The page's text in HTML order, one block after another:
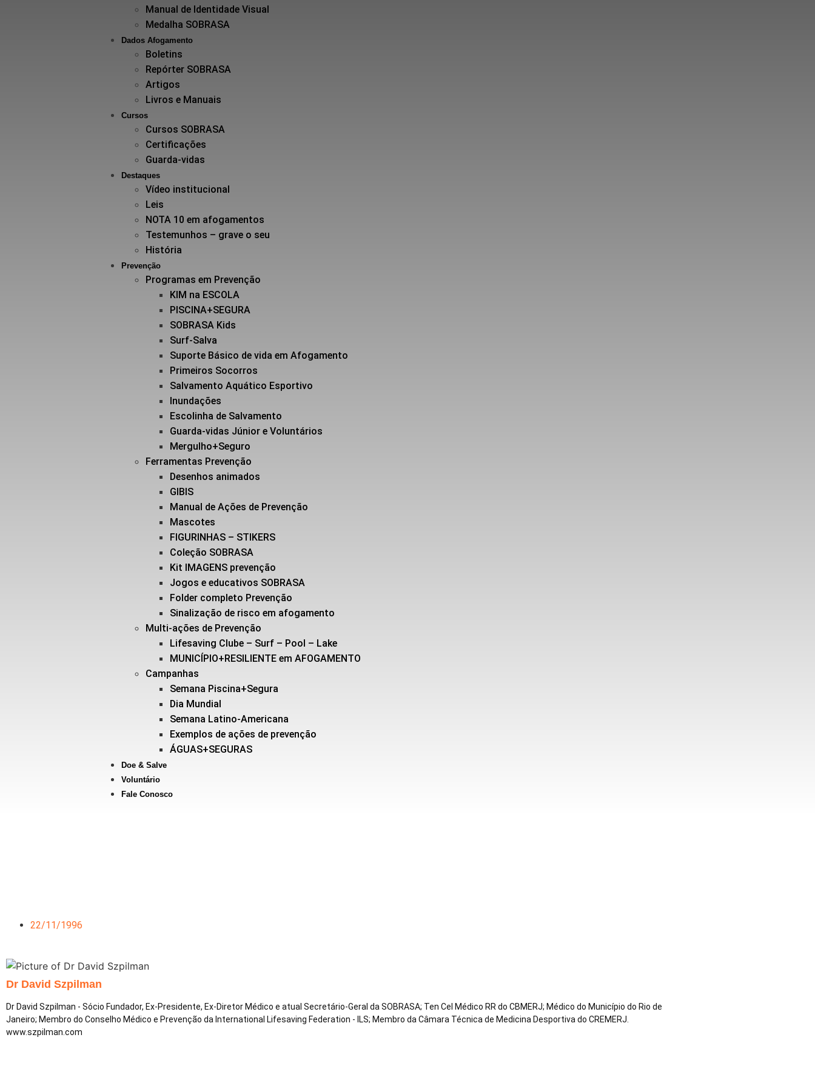
Manual de Identidade Visual
Medalha SOBRASA
Dados Afogamento
Boletins
Repórter SOBRASA
Artigos
Livros e Manuais
Cursos
Cursos SOBRASA
Certificações
Guarda-vidas
Destaques
Vídeo institucional
Leis
NOTA 10 em afogamentos
Testemunhos – grave o seu
História
Prevenção
Programas em Prevenção
KIM na ESCOLA
PISCINA+SEGURA
SOBRASA Kids
Surf-Salva
Suporte Básico de vida em Afogamento
Primeiros Socorros
Salvamento Aquático Esportivo
Inundações
Escolinha de Salvamento
Guarda-vidas Júnior e Voluntários
Mergulho+Seguro
Ferramentas Prevenção
Desenhos animados
GIBIS
Manual de Ações de Prevenção
Mascotes
FIGURINHAS – STIKERS
Coleção SOBRASA
Kit IMAGENS prevenção
Jogos e educativos SOBRASA
Folder completo Prevenção
Sinalização de risco em afogamento
Multi-ações de Prevenção
Lifesaving Clube – Surf – Pool – Lake
MUNICÍPIO+RESILIENTE em AFOGAMENTO
Campanhas
Semana Piscina+Segura
Dia Mundial
Semana Latino-Americana
Exemplos de ações de prevenção
ÁGUAS+SEGURAS
Doe & Salve
Voluntário
Fale Conosco
22/11/1996
Dr David Szpilman
Dr David Szpilman - Sócio Fundador, Ex-Presidente, Ex-Diretor Médico e atual Secretário-Geral da SOBRASA; Ten Cel Médico RR do CBMERJ; Médico do Município do Rio de
Janeiro; Membro do Conselho Médico e Prevenção da International Lifesaving Federation - ILS; Membro da Câmara Técnica de Medicina Desportiva do CREMERJ.
www.szpilman.com